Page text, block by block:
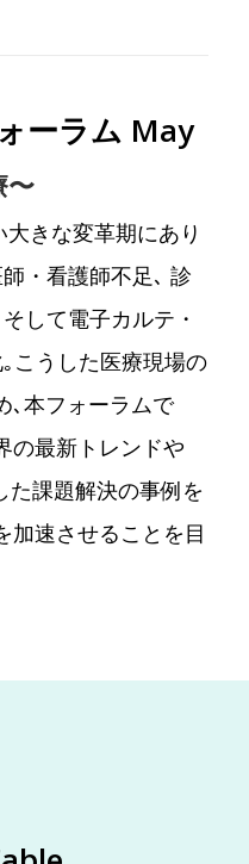
ーラム May
〜
きな変革期にあり
・看護師不足､ 診
して電子カルテ・
こうした医療現場の
､本フォーラムで
の最新トレンドや
た課題解決の事例を
加速させることを目